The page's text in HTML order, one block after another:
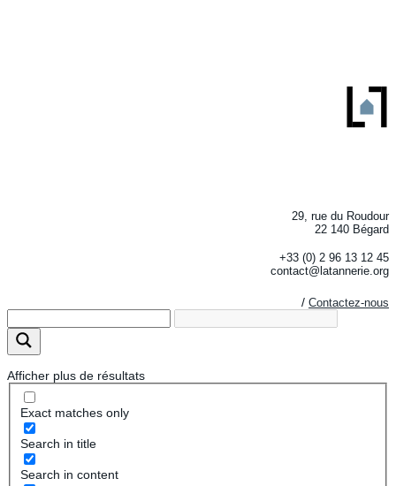
29, rue du Roudour
22 140 Bégard
+33 (0) 2 96 13 12 45
contact@latannerie.org
/ Contactez-nous
Afficher plus de résultats
Exact matches only
Search in title
Search in content